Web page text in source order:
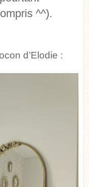
^^).
d’Elodie :